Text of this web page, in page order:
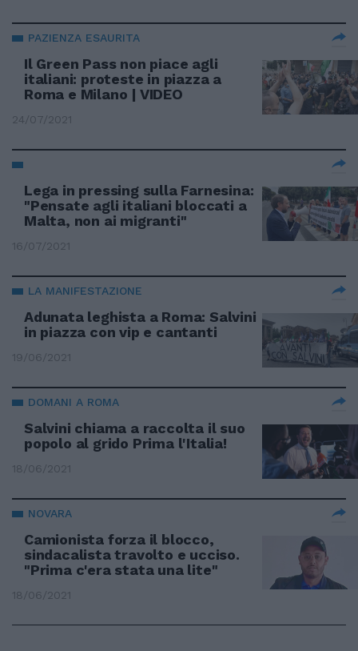
PAZIENZA ESAURITA
Il Green Pass non piace agli
italiani: proteste in piazza a
Roma e Milano | VIDEO
24/07/2021
Lega in pressing sulla Farnesina:
"Pensate agli italiani bloccati a
Malta, non ai migranti"
16/07/2021
LA MANIFESTAZIONE
Adunata leghista a Roma: Salvini
in piazza con vip e cantanti
19/06/2021
DOMANI A ROMA
Salvini chiama a raccolta il suo
popolo al grido Prima l'Italia!
18/06/2021
NOVARA
Camionista forza il blocco,
sindacalista travolto e ucciso.
"Prima c'era stata una lite"
18/06/2021